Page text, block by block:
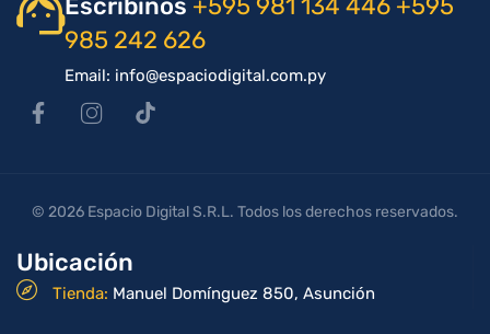
Escribinos +595 981 134 446 +595
985 242 626
Email: info@espaciodigital.com.py
Ubicación
Tienda: Manuel Domínguez 850, Asunción
© 2026 Espacio Digital S.R.L. Todos los derechos reservados.